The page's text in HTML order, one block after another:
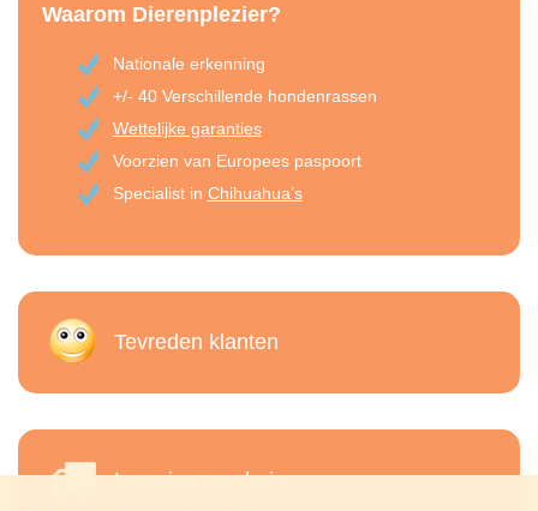
Waarom Dierenplezier?
Nationale erkenning
+/- 40 Verschillende hondenrassen
Wettelijke garanties
Voorzien van Europees paspoort
Specialist in Chihuahua’s
Tevreden klanten
Levering aan huis